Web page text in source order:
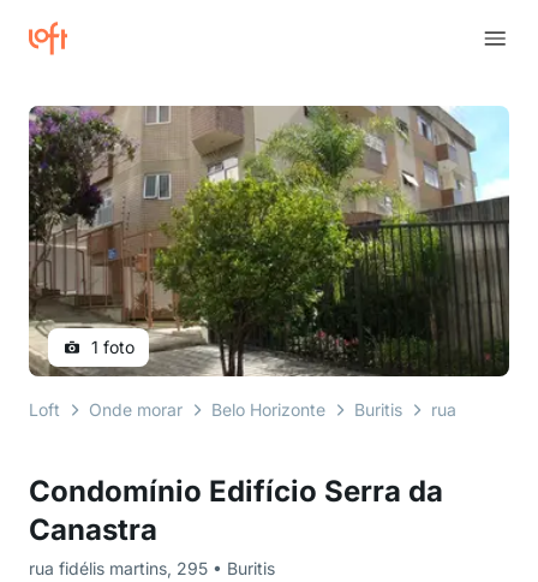
Condomínio Edifício Serra da
Canastra
rua fidélis martins, 295 • Buritis
1 foto
Loft Onde morar Belo Horizonte Buritis rua fidélis